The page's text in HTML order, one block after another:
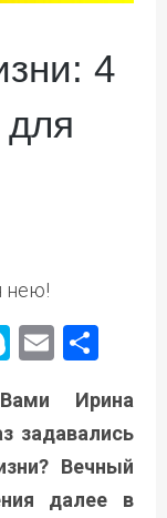
4
нею!
Skype
Email
Ирина
задавались
Вечный
далее в